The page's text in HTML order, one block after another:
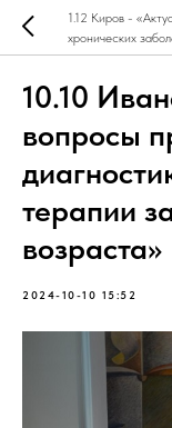
1.12 Киров -
хронических
10.10
вопросы
терапии
возраста»
2024-10-10 15:52